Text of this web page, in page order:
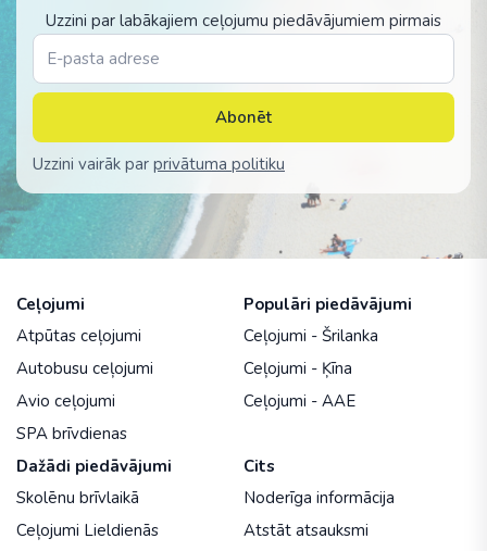
Uzzini par labākajiem ceļojumu piedāvājumiem pirmais
Abonēt
Uzzini vairāk par privātuma politiku
Ceļojumi
Atpūtas ceļojumi
Autobusu ceļojumi
Avio ceļojumi
SPA brīvdienas
Populāri piedāvājumi
Ceļojumi - Šrilanka
Ceļojumi - Ķīna
Ceļojumi - AAE
Dažādi piedāvājumi
Skolēnu brīvlaikā
Ceļojumi Lieldienās
Cits
Noderīga informācija
Atstāt atsauksmi